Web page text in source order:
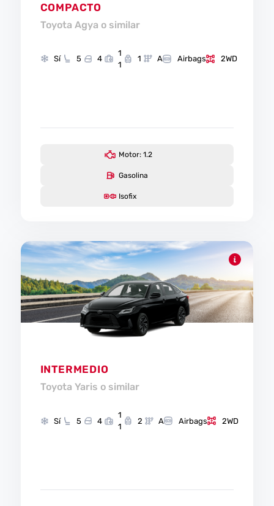
COMPACTO
Toyota Agya o similar
Sí 5 4
1
1
1 A Airbags 2WD
Motor: 1.2
Gasolina
Isofix
INTERMEDIO
Toyota Yaris o similar
Sí 5 4
1
1
2 A Airbags 2WD